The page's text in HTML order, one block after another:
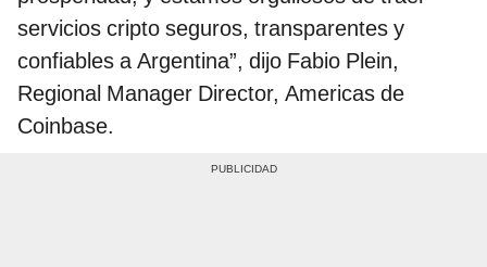
servicios cripto seguros, transparentes y
confiables a Argentina”, dijo Fabio Plein,
Regional Manager Director, Americas de
Coinbase.